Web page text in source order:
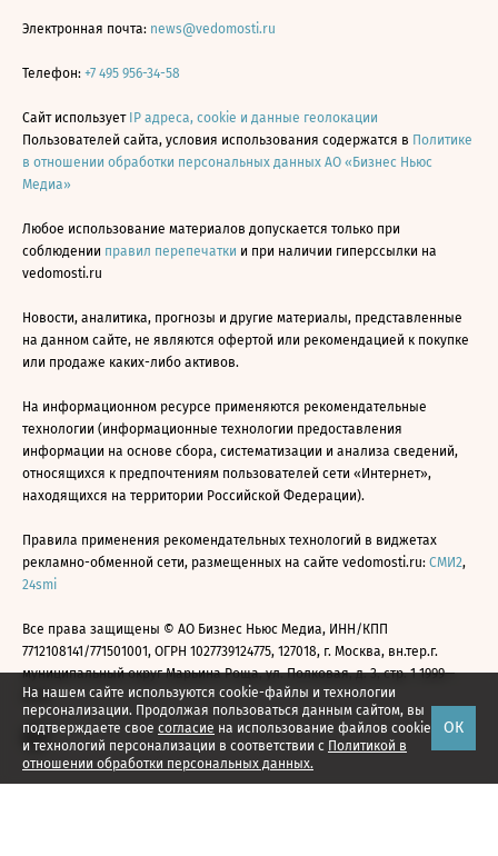
На нашем сайте используются cookie-файлы и технологии
персонализации. Продолжая пользоваться данным сайтом, вы
подтверждаете свое согласие на использование файлов cookie
и технологий персонализации в соответствии с Политикой в
отношении обработки персональных данных.
ОК
Электронная почта: news@vedomosti.ru
Телефон: +7 495 956-34-58
Сайт использует IP адреса, cookie и данные геолокации
Пользователей сайта, условия использования содержатся в Политике
в отношении обработки персональных данных АО «Бизнес Ньюс
Медиа»
Любое использование материалов допускается только при
соблюдении правил перепечатки и при наличии гиперссылки на
vedomosti.ru
Новости, аналитика, прогнозы и другие материалы, представленные
на данном сайте, не являются офертой или рекомендацией к покупке
или продаже каких-либо активов.
На информационном ресурсе применяются рекомендательные
технологии (информационные технологии предоставления
информации на основе сбора, систематизации и анализа сведений,
относящихся к предпочтениям пользователей сети «Интернет»,
находящихся на территории Российской Федерации).
Правила применения рекомендательных технологий в виджетах
рекламно-обменной сети, размещенных на сайте vedomosti.ru: СМИ2,
24smi
Все права защищены © АО Бизнес Ньюс Медиа, ИНН/КПП
7712108141/771501001, ОГРН 1027739124775, 127018, г. Москва, вн.тер.г.
муниципальный округ Марьина Роща, ул. Полковая, д. 3, стр. 1 1999—
2026